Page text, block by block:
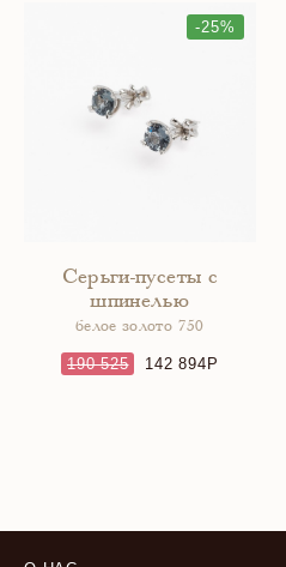
-25%
Серьги-пусеты с
шпинелью
белое золото 750
190 525 142 894